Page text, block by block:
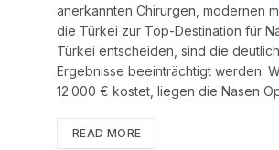
anerkannten Chirurgen, modernen
die Türkei zur Top-Destination für
Türkei entscheiden, sind die
Ergebnisse beeinträchtigt werden.
12.000 € kostet, liegen die Nasen
READ MORE